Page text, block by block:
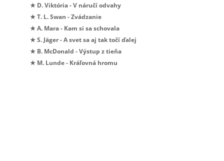
★ D. Viktória - V náručí odvahy
★ T. L. Swan - Zvádzanie
★ A. Mara - Kam si sa schovala
★ S. Jäger - A svet sa aj tak točí ďalej
★ B. McDonald - Výstup z tieňa
★ M. Lunde - Kráľovná hromu